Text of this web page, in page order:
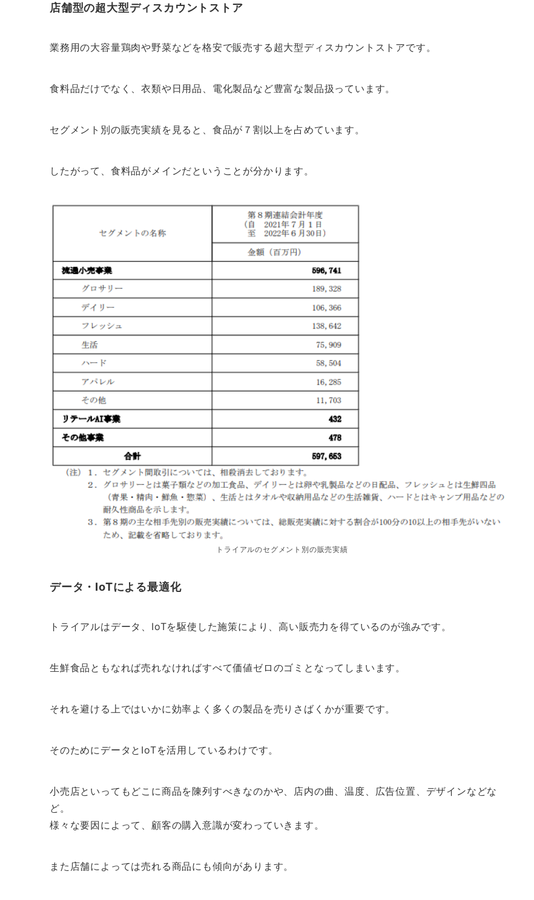
店舗型の超大型ディスカウントストア
業務用の大容量鶏肉や野菜などを格安で販売する超大型ディスカウントストアです。
食料品だけでなく、衣類や日用品、電化製品など豊富な製品扱っています。
セグメント別の販売実績を見ると、食品が７割以上を占めています。
したがって、食料品がメインだということが分かります。
トライアルのセグメント別の販売実績
データ・IoTによる最適化
トライアルはデータ、IoTを駆使した施策により、高い販売力を得ているのが強みです。
生鮮食品ともなれば売れなければすべて価値ゼロのゴミとなってしまいます。
それを避ける上ではいかに効率よく多くの製品を売りさばくかが重要です。
そのためにデータとIoTを活用しているわけです。
小売店といってもどこに商品を陳列すべきなのかや、店内の曲、温度、広告位置、デザインなどな
ど。
様々な要因によって、顧客の購入意識が変わっていきます。
また店舗によっては売れる商品にも傾向があります。